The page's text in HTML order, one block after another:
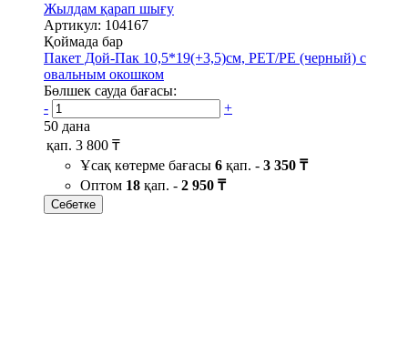
Жылдам қарап шығу
Артикул: 104167
Қоймада бар
Пакет Дой-Пак 10,5*19(+3,5)см, PET/PE (черный) с
овальным окошком
Бөлшек сауда бағасы:
-
+
50 дана
қап. 3 800 ₸
Ұсақ көтерме бағасы 6 қап. - 3 350 ₸
Оптом 18 қап. - 2 950 ₸
Себетке